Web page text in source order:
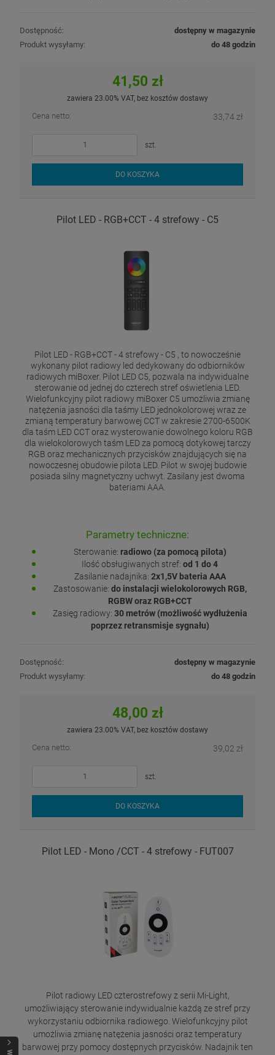
Dostępność:
dostępny w magazynie
Produkt wysyłamy:
do 48 godzin
41,50 zł
zawiera 23.00% VAT, bez kosztów dostawy
Cena netto: 33,74 zł
szt.
DO KOSZYKA
Pilot LED - RGB+CCT - 4 strefowy - C5
Pilot LED - RGB+CCT - 4 strefowy - C5 , to nowocześnie
wykonany pilot radiowy led dedykowany do odbiorników
radiowych miBoxer. Pilot LED C5, pozwala na indywidualne
sterowanie od jednej do czterech stref oświetlenia LED.
Wielofunkcyjny pilot radiowy miBoxer C5 umożliwia zmianę
natężenia jasności dla taśmy LED jednokolorowej wraz ze
zmianą temperatury barwowej CCT w zakresie 2700-6500K
dla taśm LED CCT oraz wysterowanie dowolnego koloru RGB
dla wielokolorowych taśm LED za pomocą dotykowej tarczy
RGB oraz mechanicznych przycisków znajdujących się na
nowoczesnej obudowie pilota LED. Pilot w swojej budowie
posiada silny magnetyczny uchwyt. Zasilany jest dwoma
bateriami AAA.
Parametry techniczne:
Sterowanie: radiowo (za pomocą pilota)
Ilość obsługiwanych stref: od 1 do 4
Zasilanie nadajnika: 2x1,5V bateria AAA
Zastosowanie: do instalacji wielokolorowych RGB,
RGBW oraz RGB+CCT
Zasięg radiowy: 30 metrów (możliwość wydłużenia
poprzez retransmisje sygnału)
Dostępność:
dostępny w magazynie
Produkt wysyłamy:
do 48 godzin
48,00 zł
zawiera 23.00% VAT, bez kosztów dostawy
Cena netto: 39,02 zł
szt.
DO KOSZYKA
Pilot LED - Mono /CCT - 4 strefowy - FUT007
Pilot radiowy LED czterostrefowy z serii Mi-Light,
umożliwiający sterowanie indywidualnie każdą ze stref przy
wykorzystaniu odbiornika radiowego. Wielofunkcyjny pilot
umożliwia zmianę natężenia jasności oraz temperatury
barwowej przy pomocy dostępnych przycisków. Nadajnik ten